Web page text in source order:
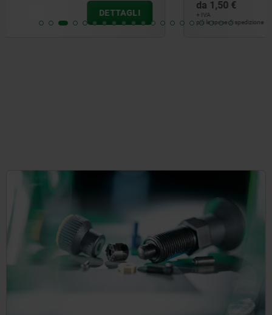
più le spese di spedizione
DETTAGLI